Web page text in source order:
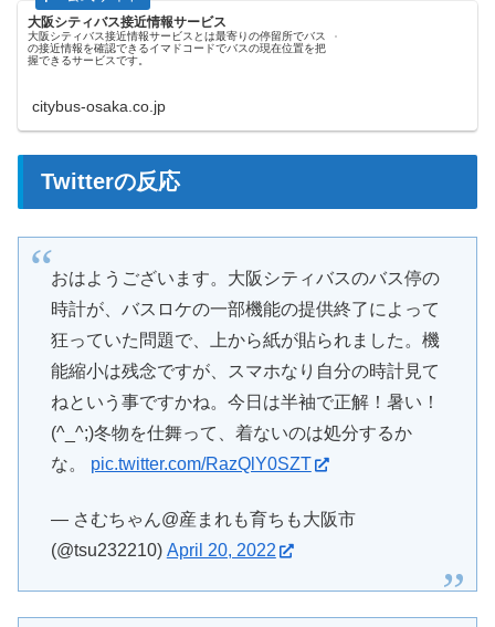
大阪シティバス接近情報サービス
大阪シティバス接近情報サービスとは最寄りの停留所でバス
の接近情報を確認できるイマドコードでバスの現在位置を把
握できるサービスです。
citybus-osaka.co.jp
Twitterの反応
おはようございます。大阪シティバスのバス停の
時計が、バスロケの一部機能の提供終了によって
狂っていた問題で、上から紙が貼られました。機
能縮小は残念ですが、スマホなり自分の時計見て
ねという事ですかね。今日は半袖で正解！暑い！
(^_^;)冬物を仕舞って、着ないのは処分するか
な。 pic.twitter.com/RazQlY0SZT
— さむちゃん@産まれも育ちも大阪市
(@tsu232210) April 20, 2022